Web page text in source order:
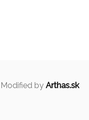
by Arthas.sk